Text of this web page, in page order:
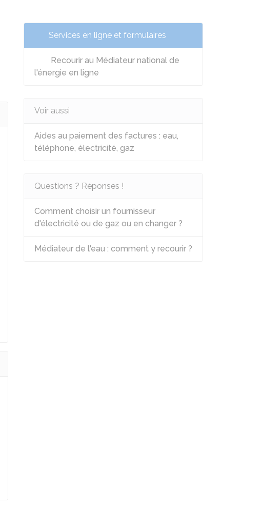
Services en ligne et formulaires
Recourir au Médiateur national de
l'énergie en ligne
Voir aussi
Aides au paiement des factures : eau,
téléphone, électricité, gaz
Questions ? Réponses !
Comment choisir un fournisseur
d'électricité ou de gaz ou en changer ?
Médiateur de l'eau : comment y recourir ?